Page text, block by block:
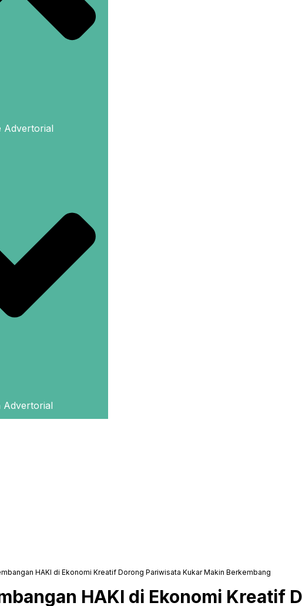
Advertorial
Advertorial
HAKI di Ekonomi Kreatif Dorong Pariwisata Kukar Makin Berkembang
HAKI di Ekonomi Kreatif